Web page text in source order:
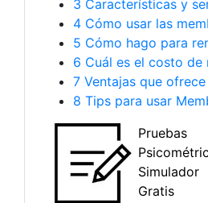
3 Características y
4 Cómo usar las
5 Cómo hago para
6 Cuál es el costo de
7 Ventajas que
8 Tips para usar